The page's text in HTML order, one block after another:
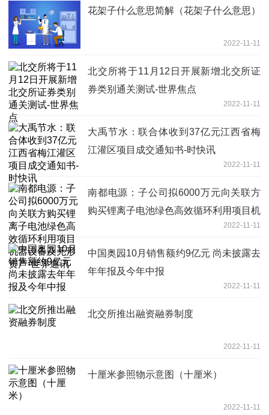
花架子什么意思简解（花架子什么意思）
2022-11-11
北交所将于11月12日开展新增北交所证
券类别通关测试-世界焦点
2022-11-11
大禹节水：联合体收到37亿元江西省梅
江灌区项目成交通知书-时快讯
2022-11-11
南都电源：子公司拟6000万元向关联方
购买锂离子电池绿色高效循环利用项目机
2022-11-11
中国奥园10月销售额约9亿元 尚未披露去
年年报及今年中报
2022-11-11
北交所推出融资融券制度
2022-11-11
十厘米参照物示意图（十厘米）
2022-11-11